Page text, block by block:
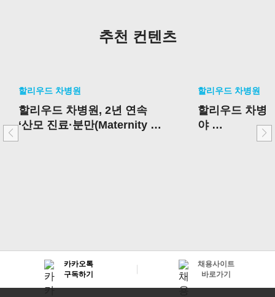
추천 컨텐츠
할리우드 차병원
할리우드 차병원, 2년 연속
‘산모 진료·분만(Maternity Ca
할리우드 차병원
할리우드 차병
야
우수 성과 병원
카카오톡
구독하기
채용사이트
바로가기